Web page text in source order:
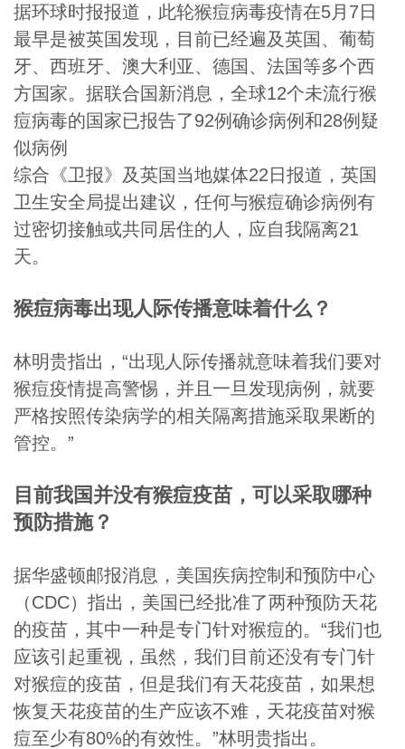
据环球时报报道，此轮猴痘病毒疫情在5月7日
最早是被英国发现，目前已经遍及英国、葡萄
牙、西班牙、澳大利亚、德国、法国等多个西
方国家。据联合国新消息，全球12个未流行猴
痘病毒的国家已报告了92例确诊病例和28例疑
似病例
综合《卫报》及英国当地媒体22日报道，英国
卫生安全局提出建议，任何与猴痘确诊病例有
过密切接触或共同居住的人，应自我隔离21
天。
猴痘病毒出现人际传播意味着什么？
林明贵指出，“出现人际传播就意味着我们要对
猴痘疫情提高警惕，并且一旦发现病例，就要
严格按照传染病学的相关隔离措施采取果断的
管控。”
目前我国并没有猴痘疫苗，可以采取哪种
预防措施？
据华盛顿邮报消息，美国疾病控制和预防中心
（CDC）指出，美国已经批准了两种预防天花
的疫苗，其中一种是专门针对猴痘的。“我们也
应该引起重视，虽然，我们目前还没有专门针
对猴痘的疫苗，但是我们有天花疫苗，如果想
恢复天花疫苗的生产应该不难，天花疫苗对猴
痘至少有80%的有效性。”林明贵指出。